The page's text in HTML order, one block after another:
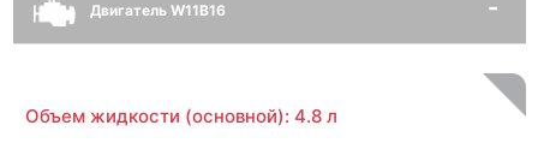
Двигатель W11B16
Объем жидкости (основной): 4.8 л